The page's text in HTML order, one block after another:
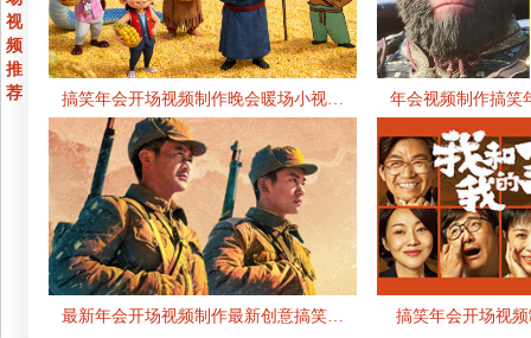
视
频
推
荐
搞笑年会开场视频制作晚会暖场小视… 年会视频制作搞
最新年会开场视频制作最新创意搞笑… 搞笑年会开场视